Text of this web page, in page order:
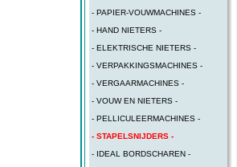
- PAPIER-VOUWMACHINES -
- HAND NIETERS -
- ELEKTRISCHE NIETERS -
- VERPAKKINGSMACHINES -
- VERGAARMACHINES -
- VOUW EN NIETERS -
- PELLICULEERMACHINES -
- STAPELSNIJDERS -
- IDEAL BORDSCHAREN -